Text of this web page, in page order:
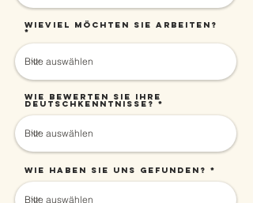
Wieviel möchten Sie arbeiten?
Wie bewerten Sie Ihre
Deutschkenntnisse?
Wie haben Sie uns gefunden?